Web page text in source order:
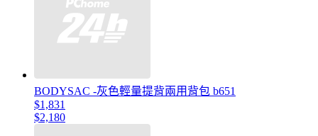
BODYSAC -灰色輕量提背兩用背包 b651
$1,831
$2,180